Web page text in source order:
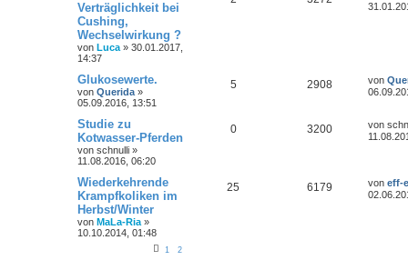
Verträglichkeit bei
Cushing,
Wechselwirkung ?
von Luca » 30.01.2017,
14:37
Glukosewerte.
von Querida »
05.09.2016, 13:51
5 2908 von
Studie zu
Kotwasser-Pferden
von schnulli »
11.08.2016, 06:20
0 3200 von
Wiederkehrende
Krampfkoliken im
Herbst/Winter
von MaLa-Ria »
10.10.2014, 01:48
1 2
25 6179 von eff-